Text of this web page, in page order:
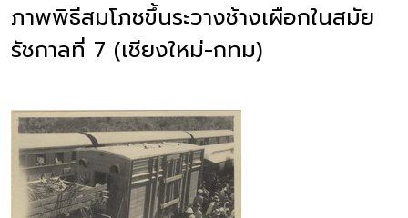
ภาพพิธีสมโภชขึ้นระวางช้างเผือกในสมัย
รัชกาลที่ 7 (เชียงใหม่-กทม)